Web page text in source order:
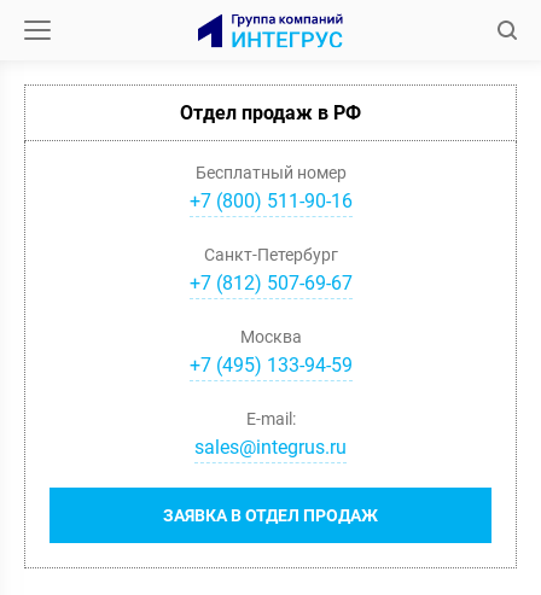
Отдел продаж в РФ
Бесплатный номер
+7 (800) 511-90-16
Санкт-Петербург
+7(812) 507-69-67
Москва
+7(495) 133-94-59
ЗАЯВКА В ОТДЕЛ ПРОДАЖ
E-mail:
sales@integrus.ru